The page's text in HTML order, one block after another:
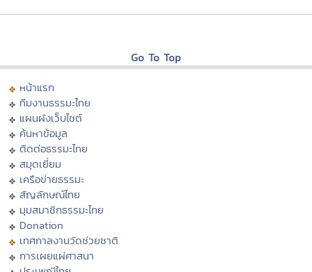
Go To Top
หน้าแรก
ทีมงานธรรมะไทย
แผนผังเว็บไซต์
ค้นหาข้อมูล
ติดต่อธรรมะไทย
สมุดเยี่ยม
เครือข่ายธรรมะ
สัญลักษณ์ไทย
มุมสมาชิกธรรมะไทย
Donation
เทศกาลงานวัดช่วยชาติ
การเผยแผ่ศาสนา